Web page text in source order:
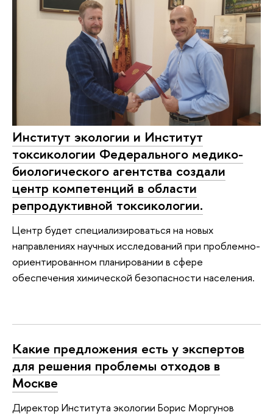
Институт экологии и Институт
токсикологии Федерального медико-
биологического агентства создали
центр компетенций в области
репродуктивной токсикологии.
Центр будет специализироваться на новых
направлениях научных исследований при проблемно-
ориентированном планировании в сфере
обеспечения химической безопасности населения.
Какие предложения есть у экспертов
для решения проблемы отходов в
Москве
Директор Института экологии Борис Моргунов